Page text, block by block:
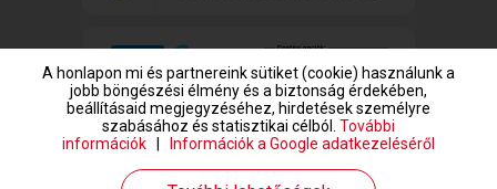
www.randivonal.hu © Copyright 1999-2026 Dating Central Europe Zrt.
A honlapon mi és partnereink sütiket (cookie) használunk a
jobb böngészési élmény és a biztonság érdekében,
beállításaid megjegyzéséhez, hirdetések személyre
szabásához és statisztikai célból. További
információk
Információk a Google adatkezeléséről